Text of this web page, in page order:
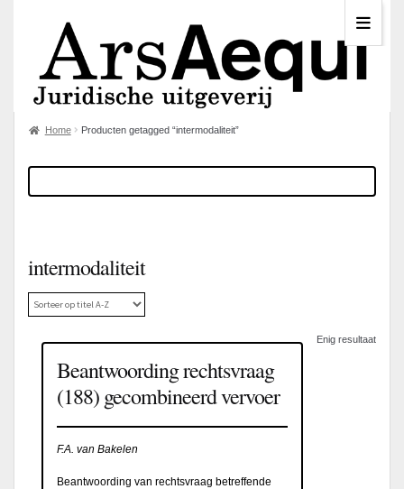
Home Producten getagged “intermodaliteit”
intermodaliteit
Enig resultaat
Beantwoording rechtsvraag
(188) gecombineerd vervoer
F.A. van Bakelen
Beantwoording van rechtsvraag betreffende